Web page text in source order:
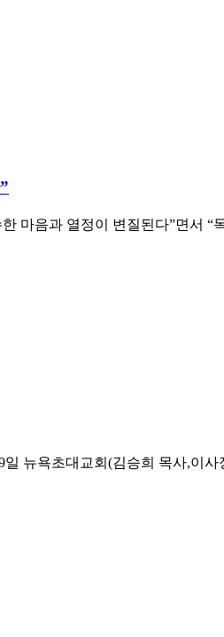
마음과 열정이 변질된다”면서
뉴욕초대교회(김승희 목사,이